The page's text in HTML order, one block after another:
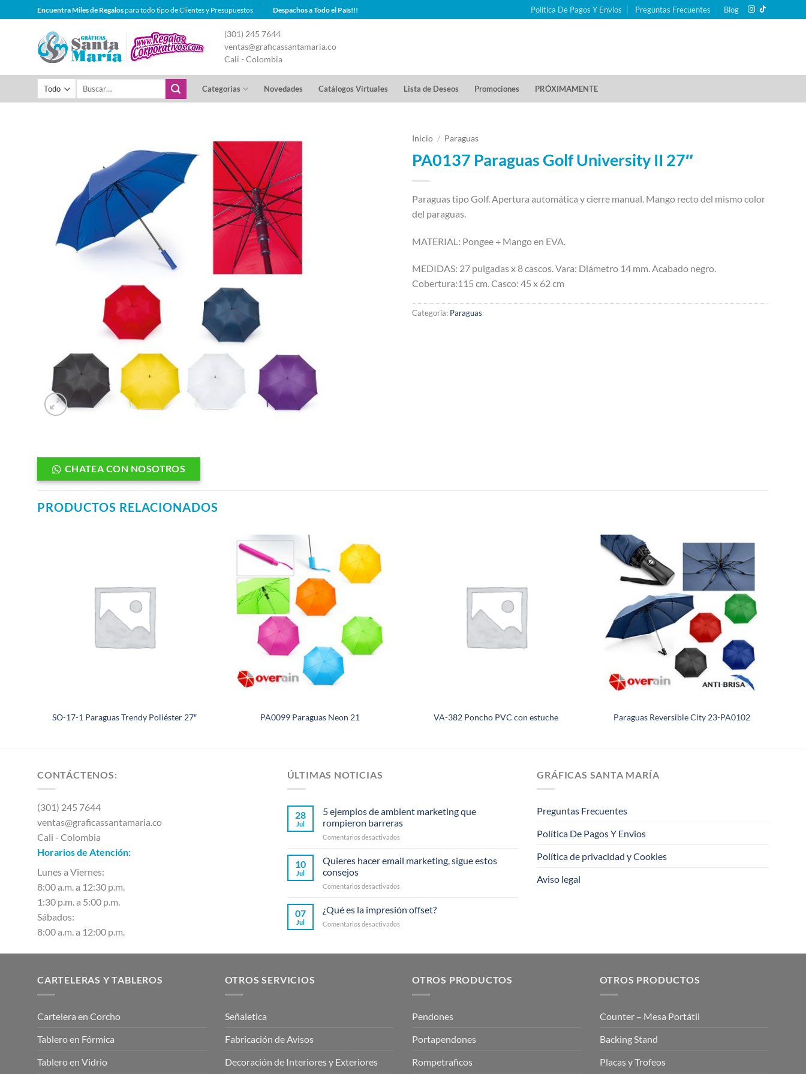
al
contenido
Encuentra Miles de Regalospara todo tipo de Clientes y Presupuestos Despachos a Todo el País!!! Política De Pagos Y Envios Preguntas Frecuentes Blog
(301) 245 7644
ventas@graficassantamaria.co
Cali - Colombia
Buscar
Categorias Novedades Catálogos Virtuales Lista de Deseos Promociones PRÓXIMAMENTE
Inicio / Paraguas
PA0137 Paraguas Golf University II 27″
Paraguas tipo Golf. Apertura automática y cierre manual. Mango recto del mismo color
del paraguas.
MATERIAL: Pongee + Mango en EVA.
MEDIDAS: 27 pulgadas x 8 cascos. Vara: Diámetro 14 mm. Acabado negro.
Cobertura:115 cm. Casco: 45 x 62 cm
Categoría: Paraguas
CHATEA CON NOSOTROS
PRODUCTOS RELACIONADOS
SO-17-1 Paraguas Trendy Poliéster 27″ PA0099 Paraguas Neon 21 VA-382 Poncho PVC con estuche Paraguas Reversible City 23-PA0102
CONTÁCTENOS:
(301) 245 7644
ventas@graficassantamaria.co
Cali - Colombia
Horarios de Atención:
Lunes a Viernes:
8:00 a.m. a 12:30 p.m.
1:30 p.m. a 5:00 p.m.
Sábados:
8:00 a.m. a 12:00 p.m.
ÚLTIMAS NOTICIAS
28
Jul
5 ejemplos de ambient marketing que
rompieron barreras
Comentarios desactivadosen
ejemplos
marketing
rompieron
10
Jul
Quieres hacer email marketing, sigue estos
consejos
Comentarios desactivadosen
hacer
marketing,
07
Jul
¿Qué es la impresión offset?
Comentarios desactivadosen
la
GRÁFICAS SANTA MARÍA
Preguntas Frecuentes
Política De Pagos Y Envios
Política de privacidad y Cookies
Aviso legal
CARTELERAS Y TABLEROS
Cartelera en Corcho
Tablero en Fórmica
Tablero en Vidrio
OTROS SERVICIOS
Señaletica
Fabricación de Avisos
Decoración de Interiores y Exteriores
OTROS PRODUCTOS
Pendones
Portapendones
Rompetraficos
OTROS PRODUCTOS
Counter – Mesa Portátil
Backing Stand
Placas y Trofeos